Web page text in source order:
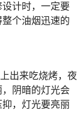
计时，一定要
个油烟迅速的
出来吃烧烤，夜
阴暗的灯光会
，灯光要亮丽